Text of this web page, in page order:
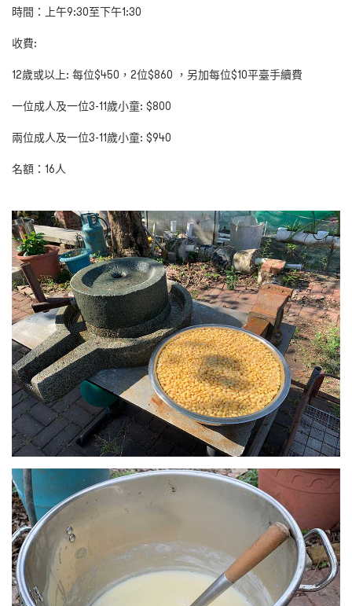
時間 ：上午9:30至下午1:30
收費:
12歲或以上: 每位$450，2位$860 ，另加每位$10平臺手續費
一位成人及一位3-11歲小童: $800
兩位成人及一位3-11歲小童: $940
名額： 16人